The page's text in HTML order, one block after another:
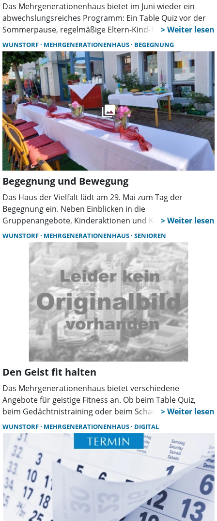
Das Mehrgenerationenhaus bietet im Juni wieder ein
abwechslungsreiches Programm: Ein Table Quiz vor der
Sommerpause, regelmäßige Eltern-Kind-Treffen, eine
Schachgruppe für Senioren sowie ein Familientreff im
Bürgerpark laden zum Mitmachen ein.
WUNSTORF MEHRGENERATIONENHAUS BEGEGNUNG
Begegnung und Bewegung
Das Haus der Vielfalt lädt am 29. Mai zum Tag der
Begegnung ein. Neben Einblicken in die
Gruppenangebote, Kinderaktionen und Kulinarik gibt es
Fahrradcodierungen und Rikschafahrten. Am 31. Mai
startet zudem das Stadtradeln mit einem eigenen Team.
WUNSTORF MEHRGENERATIONENHAUS SENIOREN
Den Geist fit halten
Das Mehrgenerationenhaus bietet verschiedene
Angebote für geistige Fitness an. Ob beim Table Quiz,
beim Gedächtnistraining oder beim Schach –
gemeinsames Denken, Rätseln und Spielen sorgt für
Abwechslung, Spaß und neue Begegnungen.
WUNSTORF MEHRGENERATIONENHAUS DIGITAL